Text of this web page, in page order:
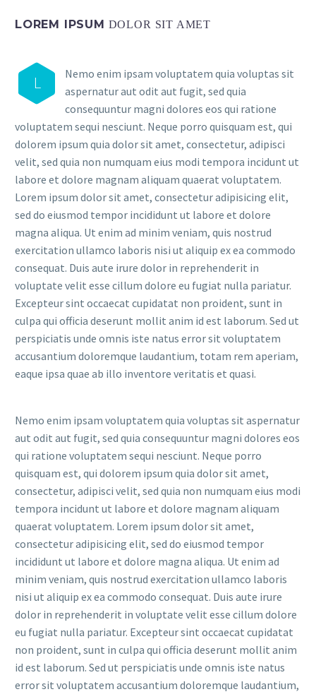
LOREM IPSUM DOLOR SIT AMET
L
Nemo enim ipsam voluptatem quia voluptas sit
aspernatur aut odit aut fugit, sed quia
consequuntur magni dolores eos qui ratione
voluptatem sequi nesciunt. Neque porro quisquam est, qui
dolorem ipsum quia dolor sit amet, consectetur, adipisci
velit, sed quia non numquam eius modi tempora incidunt ut
labore et dolore magnam aliquam quaerat voluptatem.
Lorem ipsum dolor sit amet, consectetur adipisicing elit,
sed do eiusmod tempor incididunt ut labore et dolore
magna aliqua. Ut enim ad minim veniam, quis nostrud
exercitation ullamco laboris nisi ut aliquip ex ea commodo
consequat. Duis aute irure dolor in reprehenderit in
voluptate velit esse cillum dolore eu fugiat nulla pariatur.
Excepteur sint occaecat cupidatat non proident, sunt in
culpa qui officia deserunt mollit anim id est laborum. Sed ut
perspiciatis unde omnis iste natus error sit voluptatem
accusantium doloremque laudantium, totam rem aperiam,
eaque ipsa quae ab illo inventore veritatis et quasi.
Nemo enim ipsam voluptatem quia voluptas sit aspernatur
aut odit aut fugit, sed quia consequuntur magni dolores eos
qui ratione voluptatem sequi nesciunt. Neque porro
quisquam est, qui dolorem ipsum quia dolor sit amet,
consectetur, adipisci velit, sed quia non numquam eius modi
tempora incidunt ut labore et dolore magnam aliquam
quaerat voluptatem. Lorem ipsum dolor sit amet,
consectetur adipisicing elit, sed do eiusmod tempor
incididunt ut labore et dolore magna aliqua. Ut enim ad
minim veniam, quis nostrud exercitation ullamco laboris
nisi ut aliquip ex ea commodo consequat. Duis aute irure
dolor in reprehenderit in voluptate velit esse cillum dolore
eu fugiat nulla pariatur. Excepteur sint occaecat cupidatat
non proident, sunt in culpa qui officia deserunt mollit anim
id est laborum. Sed ut perspiciatis unde omnis iste natus
error sit voluptatem accusantium doloremque laudantium,